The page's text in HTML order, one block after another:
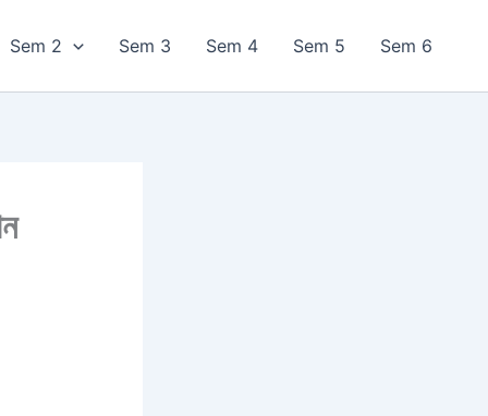
Sem 2 Sem 3 Sem 4 Sem 5 Sem 6